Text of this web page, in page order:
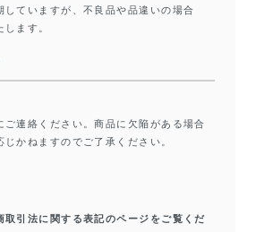
していますが、不良品や品違いの場合
します。
ご連絡ください。商品に欠陥がある場合
じかねますのでご了承ください。
引法に関する表記のページをご覧くだ